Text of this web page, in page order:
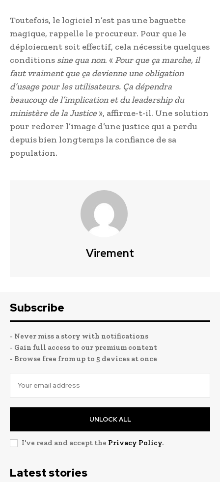
Toutefois, le logiciel n’est pas une baguette
magique, rappelle le procureur. Pour que le
déploiement soit effectif, cela nécessite quelques
conditions sine qua non. « Pour que ça marche, il
faut vraiment que ça devienne une obligation
d’usage pour les utilisateurs. Ça dépendra
beaucoup de l’implication et du leadership du
ministère de la Justice», affirme-t-il. Une solution
pour redorer l’image d’une justice qui a perdu
depuis bien longtemps la confiance de sa
population.
Virement
Subscribe
- Never miss a story with notifications
- Gain full access to our premium content
- Browse free from up to 5 devices at once
UNLOCK ALL
I've read and accept the Privacy Policy.
Latest stories